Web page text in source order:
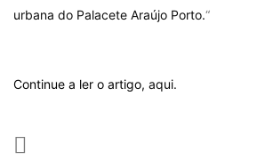
urbana do Palacete Araújo Porto.“
Continue a ler o artigo, aqui.